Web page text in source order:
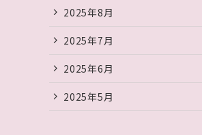
2025年8月
2025年7月
2025年6月
2025年5月